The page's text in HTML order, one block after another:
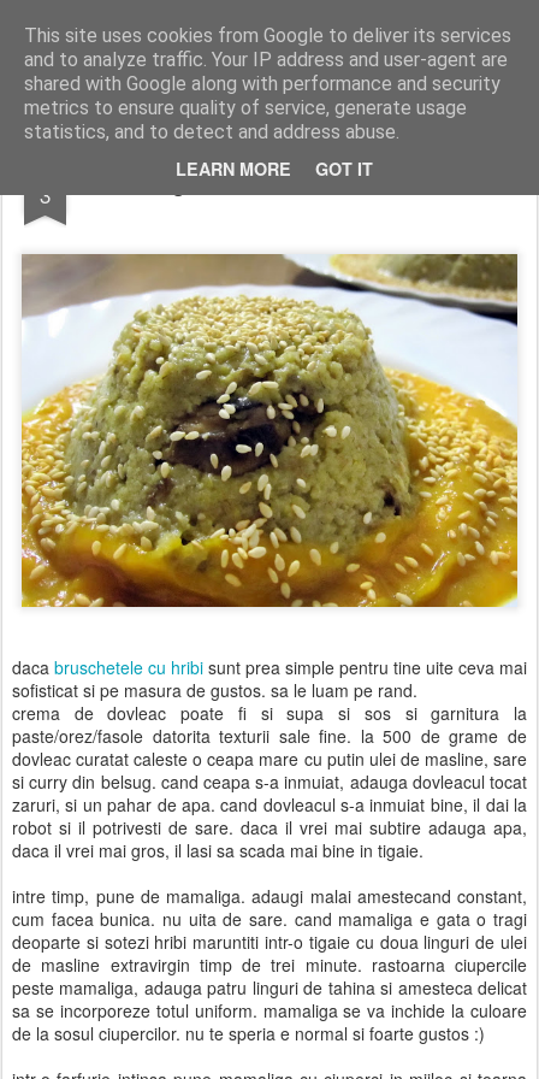
This site uses cookies from Google to deliver its services
and to analyze traffic. Your IP address and user-agent are
shared with Google along with performance and security
metrics to ensure quality of service, generate usage
statistics, and to detect and address abuse.
LEARN MORE GOT IT
wine and knives
3 mamaliga cu hribi si crema de dovleac
daca bruschetele cu hribi sunt prea simple pentru tine uite ceva mai
sofisticat si pe masura de gustos. sa le luam pe rand.
crema de dovleac poate fi si supa si sos si garnitura la
paste/orez/fasole datorita texturii sale fine. la 500 de grame de
dovleac curatat caleste o ceapa mare cu putin ulei de masline, sare
si curry din belsug. cand ceapa s-a inmuiat, adauga dovleacul tocat
zaruri, si un pahar de apa. cand dovleacul s-a inmuiat bine, il dai la
robot si il potrivesti de sare. daca il vrei mai subtire adauga apa,
daca il vrei mai gros, il lasi sa scada mai bine in tigaie.
intre timp, pune de mamaliga. adaugi malai amestecand constant,
cum facea bunica. nu uita de sare. cand mamaliga e gata o tragi
deoparte si sotezi hribi maruntiti intr-o tigaie cu doua linguri de ulei
de masline extravirgin timp de trei minute. rastoarna ciupercile
peste mamaliga, adauga patru linguri de tahina si amesteca delicat
sa se incorporeze totul uniform. mamaliga se va inchide la culoare
de la sosul ciupercilor. nu te speria e normal si foarte gustos :)